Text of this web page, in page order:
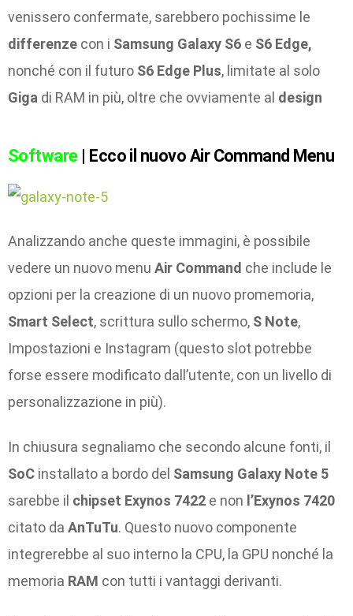
venissero confermate, sarebbero pochissime le
differenze con i Samsung Galaxy S6 e S6 Edge,
nonché con il futuro S6 Edge Plus, limitate al solo
Giga di RAM in più, oltre che ovviamente al design
Software | Ecco il nuovo Air Command Menu
Analizzando anche queste immagini, è possibile
vedere un nuovo menu Air Command che include le
opzioni per la creazione di un nuovo promemoria,
Smart Select, scrittura sullo schermo, S Note,
Impostazioni e Instagram (questo slot potrebbe
forse essere modificato dall’utente, con un livello di
personalizzazione in più).
In chiusura segnaliamo che secondo alcune fonti, il
SoC installato a bordo del Samsung Galaxy Note 5
sarebbe il chipset Exynos 7422 e non l’Exynos 7420
citato da AnTuTu. Questo nuovo componente
integrerebbe al suo interno la CPU, la GPU nonché la
memoria RAM con tutti i vantaggi derivanti.